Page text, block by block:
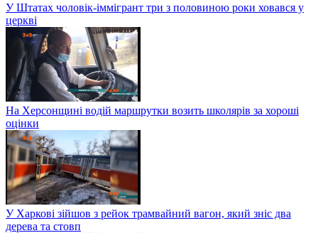
У Штатах чоловік-іммігрант три з половиною роки ховався у
церкві
На Херсонщині водій маршрутки возить школярів за хороші
оцінки
У Харкові зійшов з рейок трамвайний вагон, який зніс два
дерева та стовп